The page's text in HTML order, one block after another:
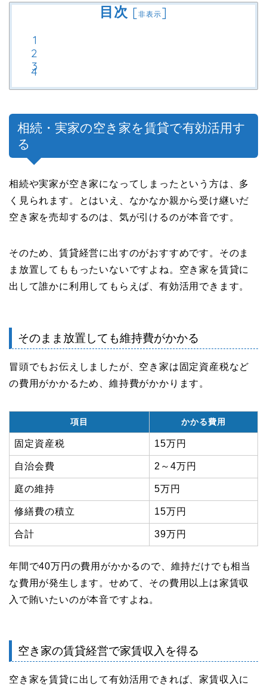
目次 [非表示]
相続・実家の空き家を賃貸で有効活用す
る
相続や実家が空き家になってしまったという方は、多
く見られます。とはいえ、なかなか親から受け継いだ
空き家を売却するのは、気が引けるのが本音です。
そのため、賃貸経営に出すのがおすすめです。そのま
ま放置してももったいないですよね。空き家を賃貸に
出して誰かに利用してもらえば、有効活用できます。
そのまま放置しても維持費がかかる
冒頭でもお伝えしましたが、空き家は固定資産税など
の費用がかかるため、維持費がかかります。
項目 かかる費用
固定資産税 15万円
自治会費 2～4万円
庭の維持 5万円
修繕費の積立 15万円
合計 39万円
年間で40万円の費用がかかるので、維持だけでも相当
な費用が発生します。せめて、その費用以上は家賃収
入で賄いたいのが本音ですよね。
空き家の賃貸経営で家賃収入を得る
空き家を賃貸に出して有効活用できれば、家賃収入に